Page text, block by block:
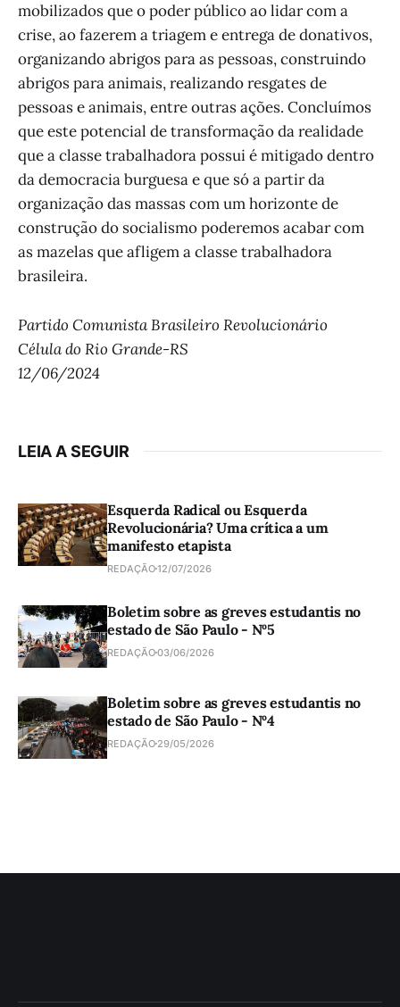
mobilizados que o poder público ao lidar com a
crise, ao fazerem a triagem e entrega de donativos,
organizando abrigos para as pessoas, construindo
abrigos para animais, realizando resgates de
pessoas e animais, entre outras ações. Concluímos
que este potencial de transformação da realidade
que a classe trabalhadora possui é mitigado dentro
da democracia burguesa e que só a partir da
organização das massas com um horizonte de
construção do socialismo poderemos acabar com
as mazelas que afligem a classe trabalhadora
brasileira.
Partido Comunista Brasileiro Revolucionário
Célula do Rio Grande-RS
12/06/2024
LEIA A SEGUIR
Esquerda Radical ou Esquerda
Revolucionária? Uma crítica a um
manifesto etapista
REDAÇÃO12/07/2026
Boletim sobre as greves estudantis no
estado de São Paulo - Nº5
REDAÇÃO03/06/2026
Boletim sobre as greves estudantis no
estado de São Paulo - Nº4
REDAÇÃO 29/05/2026